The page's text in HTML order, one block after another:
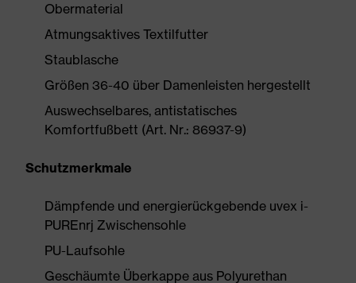
Obermaterial
Atmungsaktives Textilfutter
Staublasche
Größen 36-40 über Damenleisten hergestellt
Auswechselbares, antistatisches
Komfortfußbett (Art. Nr.: 86937-9)
Schutzmerkmale
Dämpfende und energierückgebende uvex i-
PUREnrj Zwischensohle
PU-Laufsohle
Geschäumte Überkappe aus Polyurethan